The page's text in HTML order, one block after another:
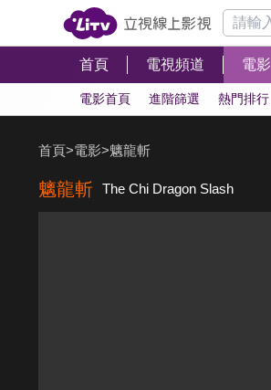
首頁 電視頻道 電影
電影首頁 進階篩選 熱門排行
首頁>電影>魑龍斬
魑龍斬 The Chi Dragon Slash